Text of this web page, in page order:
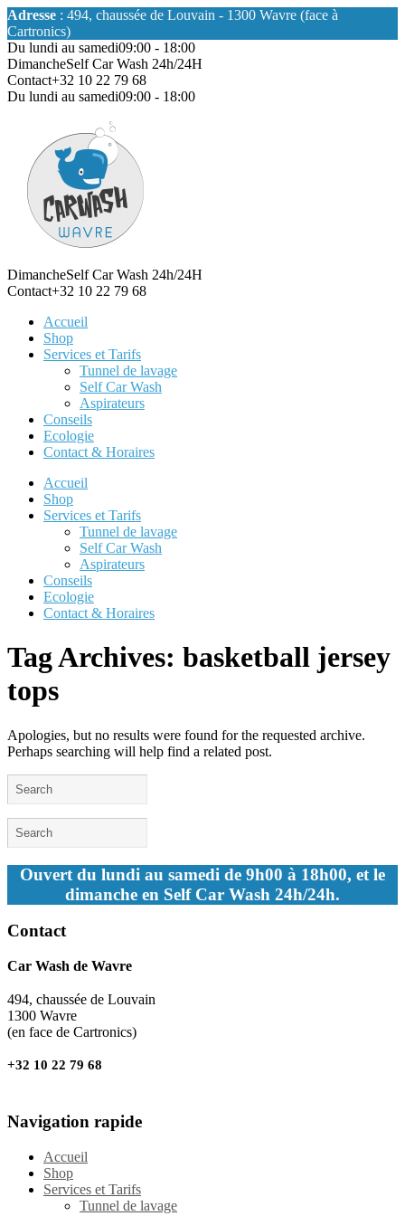
Adresse : 494, chaussée de Louvain - 1300 Wavre (face à
Cartronics)
Du lundi au samedi09:00 - 18:00
DimancheSelf Car Wash 24h/24H
Contact+32 10 22 79 68
Du lundi au samedi09:00 - 18:00
DimancheSelf Car Wash 24h/24H
Contact+32 10 22 79 68
Accueil
Shop
Services et Tarifs
Tunnel de lavage
Self Car Wash
Aspirateurs
Conseils
Ecologie
Contact & Horaires
Accueil
Shop
Services et Tarifs
Tunnel de lavage
Self Car Wash
Aspirateurs
Conseils
Ecologie
Contact & Horaires
Tag Archives: basketball jersey
tops
Apologies, but no results were found for the requested archive.
Perhaps searching will help find a related post.
Ouvert du lundi au samedi de 9h00 à 18h00, et le
dimanche en Self Car Wash 24h/24h.
Contact
Car Wash de Wavre
494, chaussée de Louvain
1300 Wavre
(en face de Cartronics)
+32 10 22 79 68
Navigation rapide
Accueil
Shop
Services et Tarifs
Tunnel de lavage